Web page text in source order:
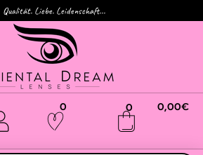
Qualität. Liebe. Leidenschaft...
0 0 0,00€